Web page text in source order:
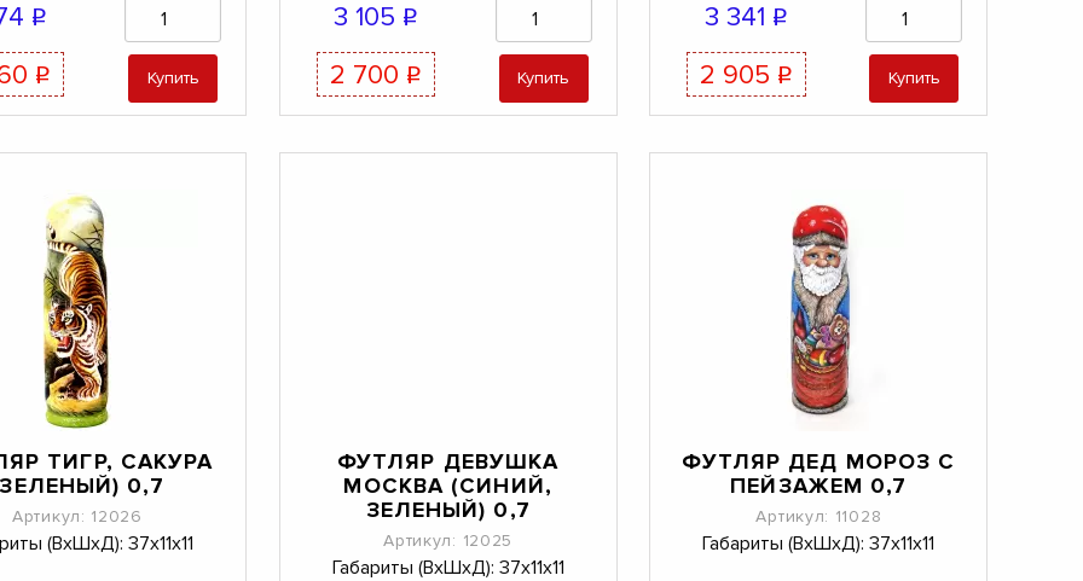
q
q Купить
3 105 q
2 700 q Купить
3 341 q
2 905 q Купить
ТИГР, САКУРА
0,7
Артикул: 12026
(ВхШхД): 37х11х11
ФУТЛЯР ДЕВУШКА
МОСКВА (СИНИЙ,
ЗЕЛЕНЫЙ) 0,7
Артикул: 12025
Габариты (ВхШхД): 37х11х11
ФУТЛЯР ДЕД МОРОЗ С
ПЕЙЗАЖЕМ 0,7
Артикул: 11028
Габариты (ВхШхД): 37х11х11